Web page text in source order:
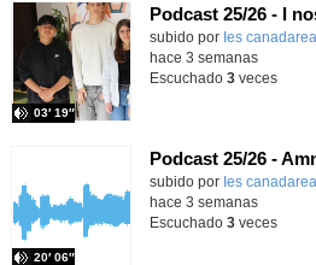
Podcast 25/26 - I
subido por Ies
03′ 19″
hace 3 semanas
Escuchado 3veces
Podcast 25/26 -
subido por Ies
20′ 06″
hace 3 semanas
Escuchado 3veces